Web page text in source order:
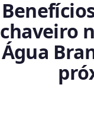
chaveiro
Água